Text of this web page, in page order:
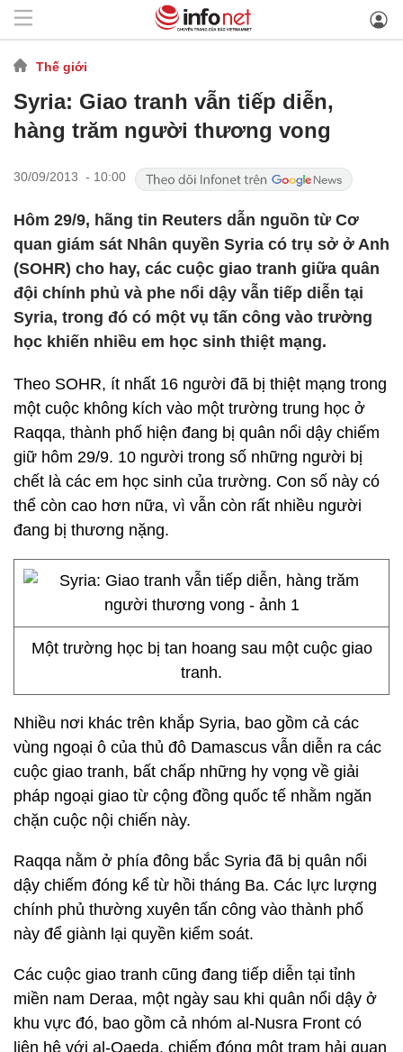
Thế giới
Syria: Giao tranh vẫn tiếp diễn,
hàng trăm người thương vong
30/09/2013 - 10:00
Hôm 29/9, hãng tin Reuters dẫn nguồn từ Cơ
quan giám sát Nhân quyền Syria có trụ sở ở Anh
(SOHR) cho hay, các cuộc giao tranh giữa quân
đội chính phủ và phe nổi dậy vẫn tiếp diễn tại
Syria, trong đó có một vụ tấn công vào trường
học khiến nhiều em học sinh thiệt mạng.
Theo SOHR, ít nhất 16 người đã bị thiệt mạng trong
một cuộc không kích vào một trường trung học ở
Raqqa, thành phố hiện đang bị quân nổi dậy chiếm
giữ hôm 29/9. 10 người trong số những người bị
chết là các em học sinh của trường. Con số này có
thể còn cao hơn nữa, vì vẫn còn rất nhiều người
đang bị thương nặng.
Một trường học bị tan hoang sau một cuộc giao
tranh.
Nhiều nơi khác trên khắp Syria, bao gồm cả các
vùng ngoại ô của thủ đô Damascus vẫn diễn ra các
cuộc giao tranh, bất chấp những hy vọng về giải
pháp ngoại giao từ cộng đồng quốc tế nhằm ngăn
chặn cuộc nội chiến này.
Raqqa nằm ở phía đông bắc Syria đã bị quân nổi
dậy chiếm đóng kể từ hồi tháng Ba. Các lực lượng
chính phủ thường xuyên tấn công vào thành phố
này để giành lại quyền kiểm soát.
Các cuộc giao tranh cũng đang tiếp diễn tại tỉnh
miền nam Deraa, một ngày sau khi quân nổi dậy ở
khu vực đó, bao gồm cả nhóm al-Nusra Front có
liên hệ với al-Qaeda, chiếm đóng một trạm hải quan